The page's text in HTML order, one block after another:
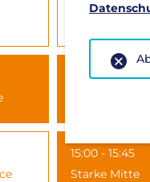
14:00 - 14:45
15:00 - 15:45
Starke Mitte